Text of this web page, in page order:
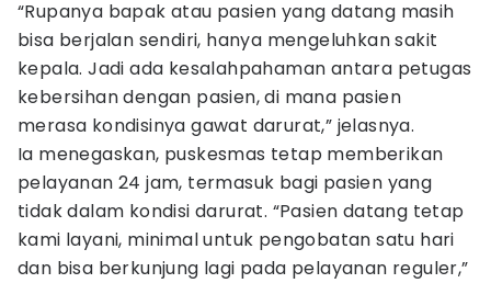
“Rupanya bapak atau pasien yang datang masih
bisa berjalan sendiri, hanya mengeluhkan sakit
kepala. Jadi ada kesalahpahaman antara petugas
kebersihan dengan pasien, di mana pasien
merasa kondisinya gawat darurat,” jelasnya.
Ia menegaskan, puskesmas tetap memberikan
pelayanan 24 jam, termasuk bagi pasien yang
tidak dalam kondisi darurat. “Pasien datang tetap
kami layani, minimal untuk pengobatan satu hari
dan bisa berkunjung lagi pada pelayanan reguler,”